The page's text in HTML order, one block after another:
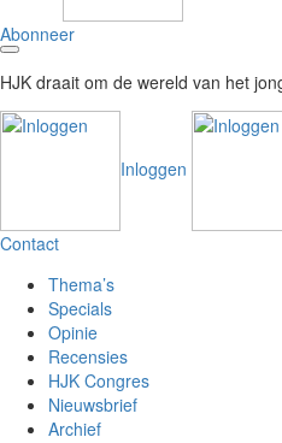
Abonneer
HJK draait om de wereld van het
Inloggen
Contact
Thema’s
Specials
Opinie
Recensies
HJK Congres
Nieuwsbrief
Archief